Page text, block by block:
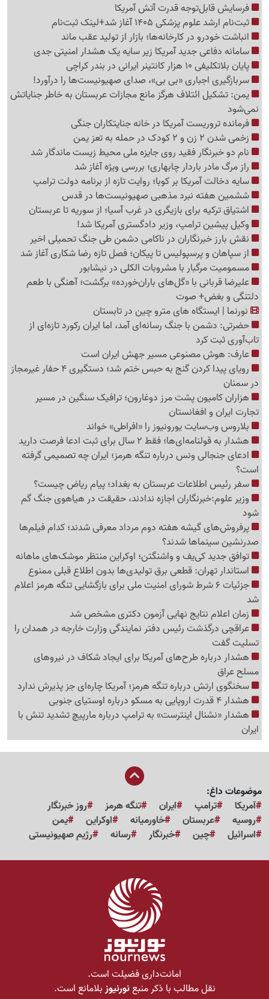
فرسایش قابل‌توجه قدرت آتش آمریکا
ثبت‌نام ارشد علوم پزشکی 1405 آغاز شد+لینک ثبت‌نام
انباشت خودرو در کارخانه‌ها؛ بازار از تولید عقب ماند
سامانه دفاعی جدید آمریکا زیر سایه یک هشدار امنیتی جدی
پایان بلاتکلیفی 10 هزار کانتینر ایرانی در بندر کراچی
سربازگیری اجباری «بی بی»، صدای صهیونیست‌ها را درآورد!
یمن: تشکیل ائتلاف هرگز مانع مجازات عربستان به خاطر جنایاتش
نمی‌شود
فرمانده تروریست آمریکا در خانه جنایتکاران جنگی
زخمی شدن 2 زن و 2 کودک در حمله به تعز یمن
نام دو خبرنگار فقید روی جایزه ملی محیط زیست ماندگار شد
راز مرگ مادر باردار چابهاری؛ بررسی ویژه آغاز شد
سایه دخالت آمریکا بر کوبا؛ روایت تازه از برنامه دولت ترامپ
ششمین هفته نبرد مذهبی صهیونیست‌ها در قدس
اشتیاق ترکیه برای بازیگری در غرب آسیا؛ از سوریه تا عربستان
وکیل پیشین ترامپ، وزیر دادگستری آمریکا شد!
نقش بارز خبرنگاران در ناکامی دشمن طی جنگ تحمیلی اخیر
از سپاهان و پرسپولیس تا پیکان؛ فصل تازه رضا شکاری آغاز شد
مسمومیت مرگبار با مشروبات الکلی در نیشابور
علیرضا قربانی با «گل‌های باران‌خورده» برگشت؛ آهنگی با طعم
دلتنگی و بغض+ صوت
نورنما | ایستگاه های مترو چین در تابستان
حضرتی: دشمن با جنگ رسانه‌ای آمد، اما ایران رکورد تازه‌ای از
تاب‌آوری ثبت کرد
عارف: هوش مصنوعی مسیر جهش ایران است
رویای پیدا کردن گنج به حبس ختم شد؛ دستگیری 4 حفار غیرمجاز
در سمنان
هزاران کامیون پشت مرز دوغارون؛ ترافیک سنگین در مسیر
تجارت ایران و افغانستان
بلاروس وب‌سایت یورونیوز را «افراطی» خواند
هشدار به قولنامه‌ای‌ها؛ فقط 2 سال برای ثبت ادعا فرصت دارید
ادعای جنجالی ونس درباره تنگه هرمز؛ ایران چه تصمیمی گرفته
است؟
سفر رئیس اطلاعات عربستان به بغداد؛ پیام ریاض چیست؟
وزیر علوم:خبرنگاران اجازه ندادند، حقیقت در هیاهوی جنگ گم
شود
پرفروش‌های گیشه هفته دوم مرداد معرفی شدند؛ کدام فیلم‌ها
صدرنشین سینماها شدند؟
توافق جدید کی‌یف و واشنگتن؛ اوکراین منتظر موشک‌های ماهانه
استاندار تهران: قطعی برق تولیدی‌ها بدون اطلاع قبلی ممنوع
جزئیات 6 شرط شورای امنیت ملی برای بازگشایی تنگه هرمز اعلام
شد
زمان اعلام نتایج نهایی آزمون دکتری مشخص شد
عراقچی درگذشت رئیس دفتر نمایندگی وزارت خارجه در همدان را
تسلیت گفت
هشدار درباره طرح‌های آمریکا برای ایجاد شکاف در نیروهای
مسلح عراق
سخنگوی ارتش درباره تنگه هرمز؛ آمریکا چاره‌ای جز پذیرش ندارد
هشدار 4 قدرت اروپایی به مسکو درباره اوستیای جنوبی
هشدار «نشنال اینترست» به ترامپ درباره مارپیچ تشدید تنش با
ایران
موضوعات داغ:
آمریکا
ترامپ ایران تنگه هرمز
روز خبرنگار
روسیه
عربستان خاورمیانه اوکراین
یمن
اسرائیل
چین خبرنگار رسانه رژیم صهیونیستی
امانت‌داری فضیلت است.
نقل مطالب با ذکر منبعنورنیوزبلامانع است.